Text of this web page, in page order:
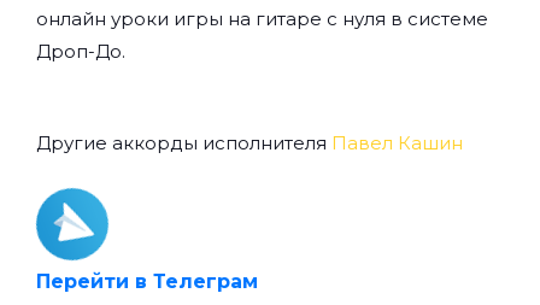
онлайн уроки игры на гитаре с нуля в системе
Дроп-До.
Другие аккорды исполнителя Павел Кашин
Перейти в Телеграм